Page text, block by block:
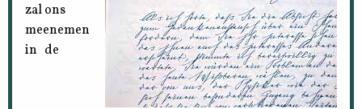
zal ons
meenemen
in de